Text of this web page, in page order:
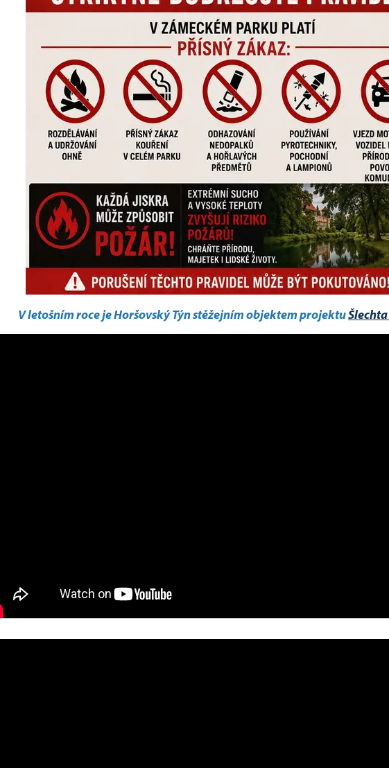
V letošním roce je Horšovský Týn stěžejním objektem projektu